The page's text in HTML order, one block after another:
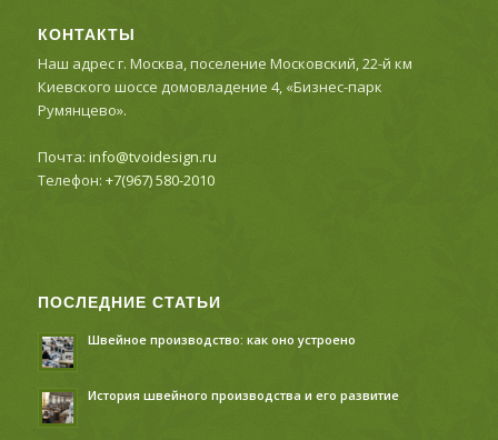
КОНТАКТЫ
Наш адрес г. Москва, поселение Московский, 22-й км
Киевского шоссе домовладение 4, «Бизнес-парк
Румянцево».
Почта: info@tvoidesign.ru
Телефон: +7(967) 580-2010
ПОСЛЕДНИЕ СТАТЬИ
Швейное производство: как оно устроено
История швейного производства и его развитие